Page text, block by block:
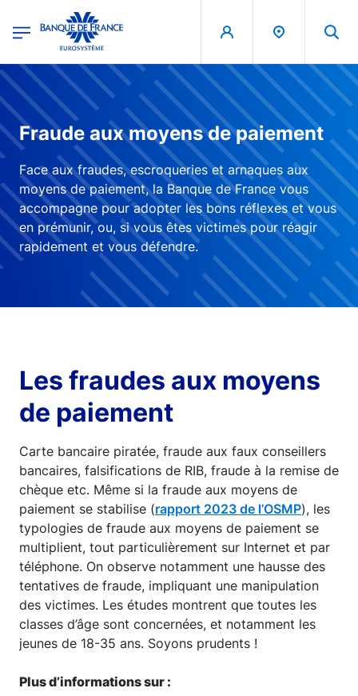
Banque de France - Menu Principal
Fraude aux moyens de paiement
Face aux fraudes, escroqueries et arnaques aux
moyens de paiement, la Banque de France vous
accompagne pour adopter les bons réflexes et vous
en prémunir, ou, si vous êtes victimes pour réagir
rapidement et vous défendre.
Les fraudes aux moyens
de paiement
Carte bancaire piratée, fraude aux faux conseillers
bancaires, falsifications de RIB, fraude à la remise de
chèque etc. Même si la fraude aux moyens de
paiement se stabilise (rapport 2023 de l’OSMP), les
typologies de fraude aux moyens de paiement se
multiplient, tout particulièrement sur Internet et par
téléphone. On observe notamment une hausse des
tentatives de fraude, impliquant une manipulation
des victimes. Les études montrent que toutes les
classes d’âge sont concernées, et notamment les
jeunes de 18-35 ans. Soyons prudents !
Plus d’informations sur :